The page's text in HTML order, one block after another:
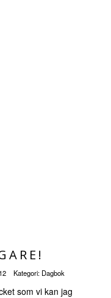
Kategori: Dagbok
som vi kan jag